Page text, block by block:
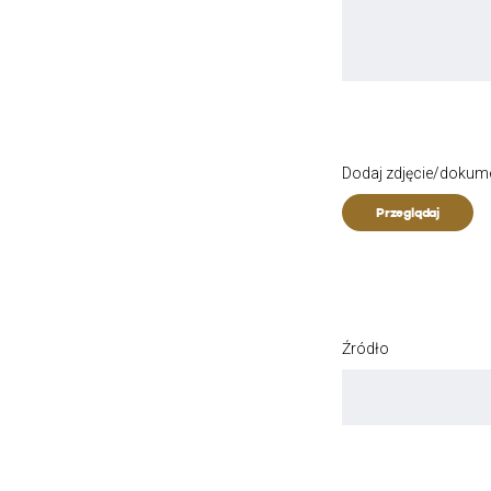
Dodaj zdjęcie/
Przeglądaj
Źródło